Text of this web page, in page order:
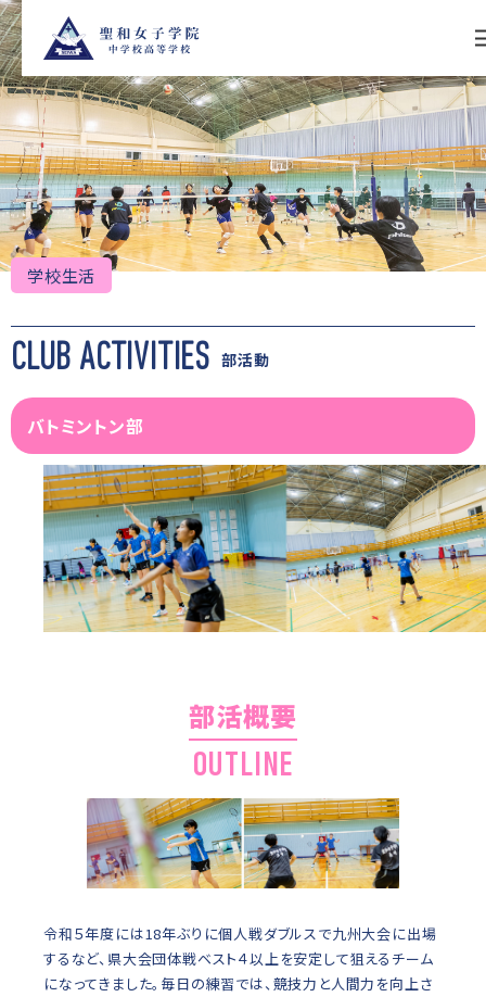
S
k
i
p
t
c
o
n
t
e
n
t
学校生活
CLUB ACTIVITIES 部活動
バトミントン部
部活概要
OUTLINE
令和５年度には18年ぶりに個人戦ダブルスで九州大会に出場
するなど、県大会団体戦ベスト４以上を安定して狙えるチーム
になってきました。毎日の練習では、競技力と人間力を向上さ